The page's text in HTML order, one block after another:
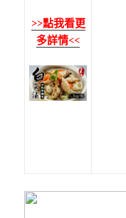
>>點我看更
多詳情<<